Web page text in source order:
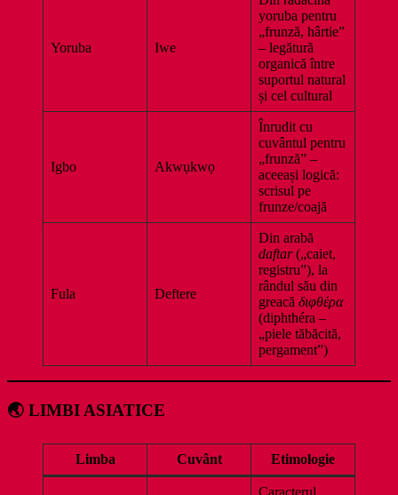
Yoruba Iwe
yoruba pentru
„frunză, hârtie”
– legătură
organică între
suportul natural
și cel cultural
Igbo Akwụkwọ
Înrudit cu
cuvântul pentru
„frunză” –
aceeași logică:
scrisul pe
frunze/coajă
Fula Deftere
Din arabă
daftar(„caiet,
registru”), la
rândul său din
greacă διφθέρα
(diphthéra –
„piele tăbăcită,
pergament”)
🌏 LIMBI ASIATICE
Limba Cuvânt Etimologie
Caracterul